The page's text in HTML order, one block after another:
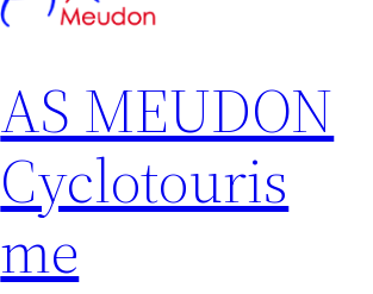
AS MEUDON
Cyclotouris
me